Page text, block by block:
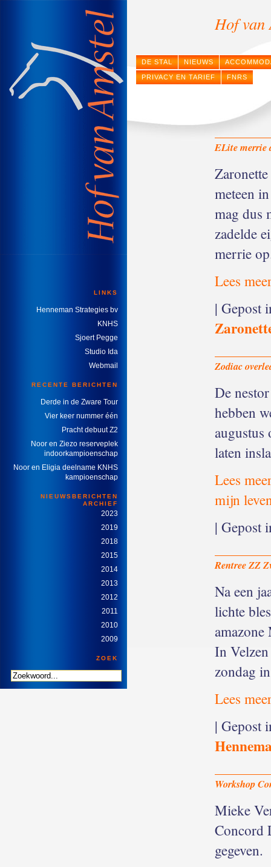
Hof van
DE STAL NIEUWS
PRIVACY EN TARIEF FNRS
LINKS
Henneman Strategies bv
KNHS
Sjoert Pegge
Studio Ida
Webmail
RECENTE BERICHTEN
Derde in de Zware Tour
Vier keer nummer één
Pracht debuut Z2
Noor en Ziezo reserveplek
indoorkampioenschap
Noor en Eligia deelname KNHS
kampioenschap
NIEUWSBERICHTEN
ARCHIEF
2023
2019
2018
2015
2014
2013
2012
2011
2010
2009
ZOEK
ELite merrie
meteen
mag dus
zadelde
merrie
Lees
| Gepost
Zodiac
De
hebben
augustus
laten
Lees
mijn
| Gepost
Rentree ZZ
Na een
lichte
In
zondag
Lees
| Gepost
Workshop
Mieke
Concord
gegeven.